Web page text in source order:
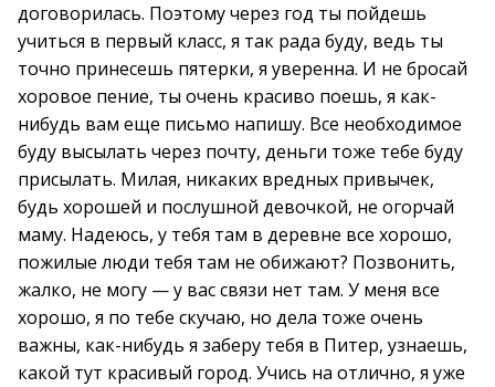
договорилась. Поэтому через год ты пойдешь
учиться в первый класс, я так рада буду, ведь ты
точно принесешь пятерки, я уверенна. И не бросай
хоровое пение, ты очень красиво поешь, я как-
нибудь вам еще письмо напишу. Все необходимое
буду высылать через почту, деньги тоже тебе буду
присылать. Милая, никаких вредных привычек,
будь хорошей и послушной девочкой, не огорчай
маму. Надеюсь, у тебя там в деревне все хорошо,
пожилые люди тебя там не обижают? Позвонить,
жалко, не могу — у вас связи нет там. У меня все
хорошо, я по тебе скучаю, но дела тоже очень
важны, как-нибудь я заберу тебя в Питер, узнаешь,
какой тут красивый город. Учись на отлично, я уже